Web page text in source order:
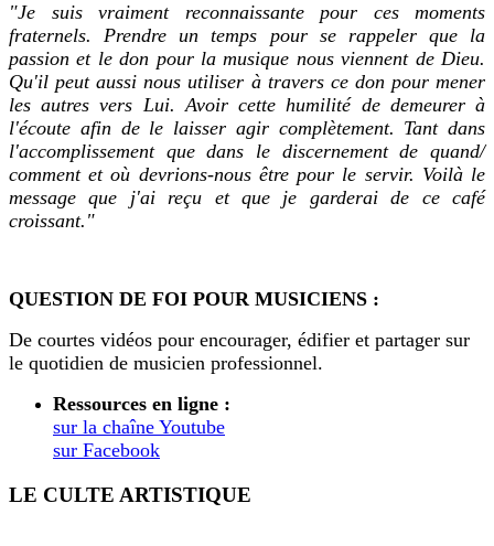
"Je suis vraiment reconnaissante pour ces moments
fraternels. Prendre un temps pour se rappeler que la
passion et le don pour la musique nous viennent de Dieu.
Qu'il peut aussi nous utiliser à travers ce don pour mener
les autres vers Lui. Avoir cette humilité de demeurer à
l'écoute afin de le laisser agir complètement. Tant dans
l'accomplissement que dans le discernement de quand/
comment et où devrions-nous être pour le servir. Voilà le
message que j'ai reçu et que je garderai de ce café
croissant."
QUESTION DE FOI POUR MUSICIENS :
De courtes vidéos pour encourager, édifier et partager sur
le quotidien de musicien professionnel.
Ressources en ligne :
sur la chaîne Youtube
sur Facebook
LE CULTE ARTISTIQUE